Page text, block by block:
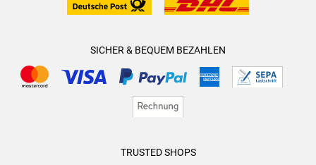
SICHER & BEQUEM BEZAHLEN
TRUSTED SHOPS